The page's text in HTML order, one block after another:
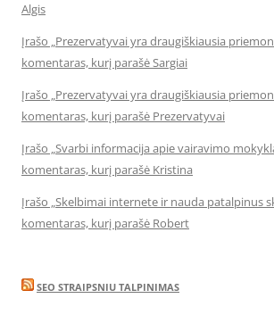
Algis
Įrašo „Prezervatyvai yra draugiškiausia
komentaras, kurį parašė Sargiai
Įrašo „Prezervatyvai yra draugiškiausia
komentaras, kurį parašė Prezervatyvai
Įrašo „Svarbi informacija apie vairavimo
komentaras, kurį parašė Kristina
Įrašo „Skelbimai internete ir nauda patalpinus
komentaras, kurį parašė Robert
SEO STRAIPSNIU TALPINIMAS